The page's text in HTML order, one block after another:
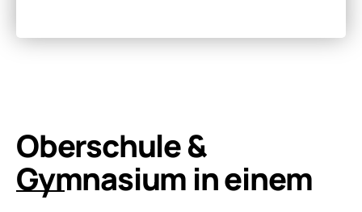
Oberschule &
Gymnasium in einem